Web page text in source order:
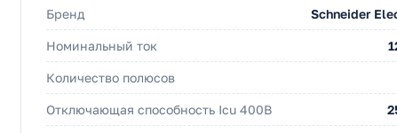
Бренд Schneider
Номинальный ток
Количество полюсов
Отключающая способность Icu 400В